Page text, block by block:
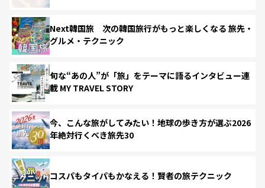
Next韓国旅 次の韓国旅行がもっと楽しくなる 旅先・
グルメ・テクニック
旬な“あの人”が「旅」をテーマに語るインタビュー連
載 MY TRAVEL STORY
今、こんな旅がしてみたい！地球の歩き方が選ぶ2026
年絶対行くべき旅先30
コスパもタイパもかなえる！賢者の旅テクニック